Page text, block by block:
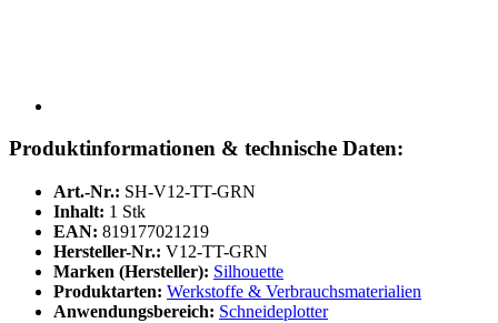
Produktinformationen & technische Daten:
Art.-Nr.: SH-V12-TT-GRN
Inhalt: 1 Stk
EAN: 819177021219
Hersteller-Nr.: V12-TT-GRN
Marken (Hersteller): Silhouette
Produktarten: Werkstoffe & Verbrauchsmaterialien
Anwendungsbereich: Schneideplotter